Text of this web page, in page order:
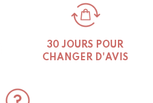
30 JOURS POUR
CHANGER D'AVIS